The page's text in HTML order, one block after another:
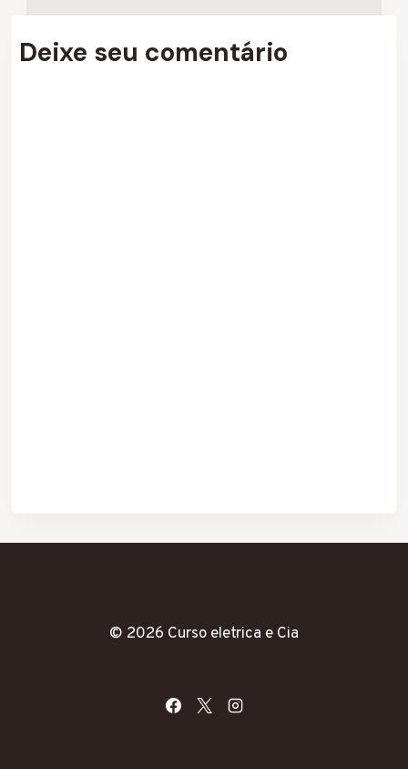
Deixe seu comentário
© 2026 Curso eletrica e Cia